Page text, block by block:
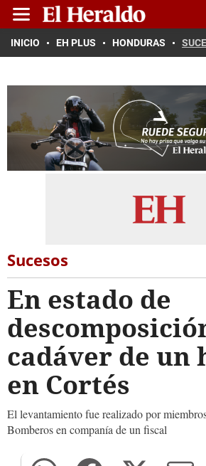
INICIO EH PLUS HONDURAS
Sucesos
En estado de
cadáver de un
en Cortés
El levantamiento fue realizado por
Bomberos en companía de un fiscal